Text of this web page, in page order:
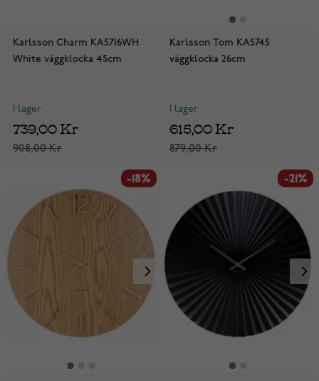
Karlsson Charm KA5716WH
White väggklocka 45cm
I lager
908,00 Kr
739,00 Kr
Karlsson Tom KA5745
väggklocka 26cm
I lager
879,00 Kr
615,00 Kr
-18% -21%